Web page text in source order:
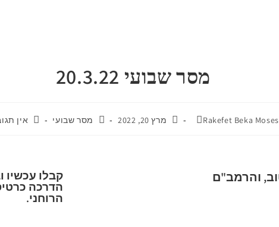
מסר שבועי 20.3.22
Rakefet Beka Moses מרץ 20, 2022 מסר שבועי אין
קבלו עכשיו
הדרכה
הרוחני.